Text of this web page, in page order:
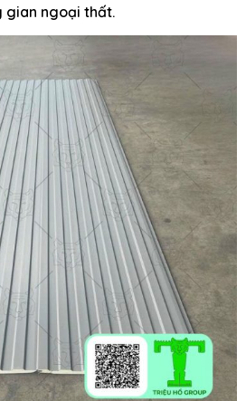
gian ngoại thất.